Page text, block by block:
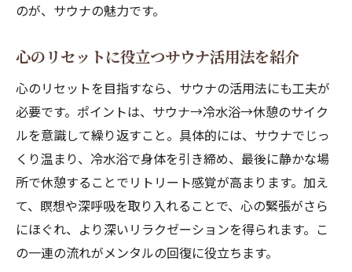
のが、サウナの魅力です。
心のリセットに役立つサウナ活用法を紹介
心のリセットを目指すなら、サウナの活用法にも工夫が
必要です。ポイントは、サウナ→冷水浴→休憩のサイク
ルを意識して繰り返すこと。具体的には、サウナでじっ
くり温まり、冷水浴で身体を引き締め、最後に静かな場
所で休憩することでリトリート感覚が高まります。加え
て、瞑想や深呼吸を取り入れることで、心の緊張がさら
にほぐれ、より深いリラクゼーションを得られます。こ
の一連の流れがメンタルの回復に役立ちます。